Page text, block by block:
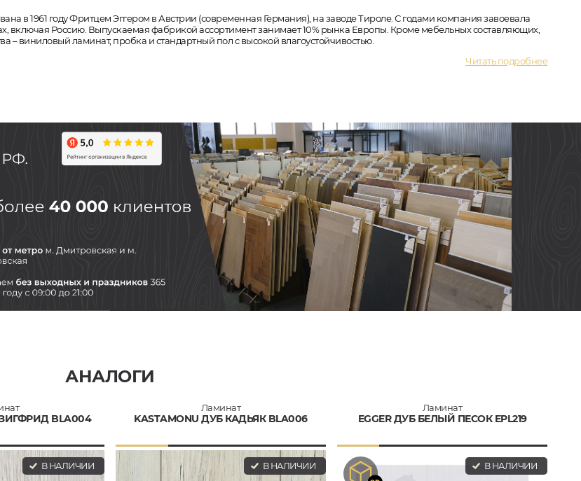
в 1961 году Фритцем Эггером в Австрии (современная Германия), на заводе Тироле. С годами компания завоевала
включая Россию. Выпускаемая фабрикой ассортимент занимает 10% рынка Европы. Кроме мебельных составляющих,
виниловый ламинат, пробка и стандартный пол с высокой влагоустойчивостью.
Читать подробнее
АНАЛОГИ
ЗИГФРИД BLA004
В НАЛИЧИИ
Ламинат
KASTAMONU ДУБ КАДЬЯК BLA006
В НАЛИЧИИ
Ламинат
EGGER ДУБ БЕЛЫЙ ПЕСОК EPL219
В НАЛИЧИИ